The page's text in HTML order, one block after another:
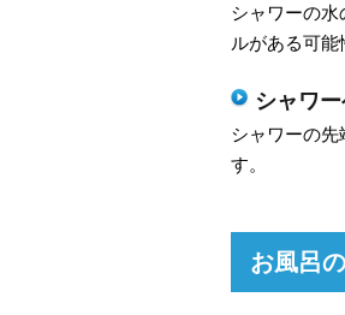
シャワーの
ルがある可能
シャワ
シャワーの
す。
お風呂